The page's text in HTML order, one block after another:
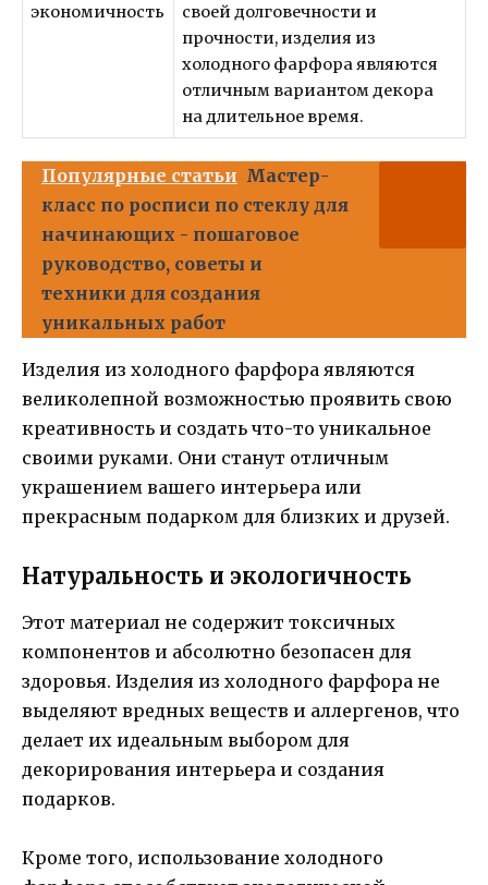
экономичность
своей долговечности и
прочности, изделия из
холодного фарфора являются
отличным вариантом декора
на длительное время.
Популярные статьи Мастер-
класс по росписи по стеклу для
начинающих - пошаговое
руководство, советы и
техники для создания
уникальных работ
Изделия из холодного фарфора являются
великолепной возможностью проявить свою
креативность и создать что-то уникальное
своими руками. Они станут отличным
украшением вашего интерьера или
прекрасным подарком для близких и друзей.
Натуральность и экологичность
Этот материал не содержит токсичных
компонентов и абсолютно безопасен для
здоровья. Изделия из холодного фарфора не
выделяют вредных веществ и аллергенов, что
делает их идеальным выбором для
декорирования интерьера и создания
подарков.
Кроме того, использование холодного